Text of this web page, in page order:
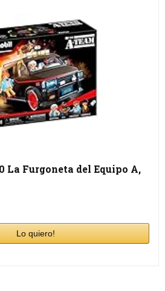
La Furgoneta del Equipo A,
Lo quiero!